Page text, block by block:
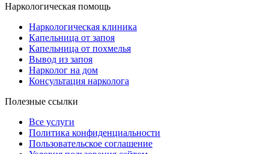
Наркологическая помощь
Наркологическая клиника
Капельница от запоя
Капельница от похмелья
Вывод из запоя
Нарколог на дом
Консультация нарколога
Полезные ссылки
Все услуги
Политика конфиденциальности
Пользовательское cоглашение